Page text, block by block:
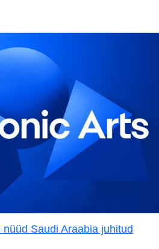
Saudi Araabia juhitud